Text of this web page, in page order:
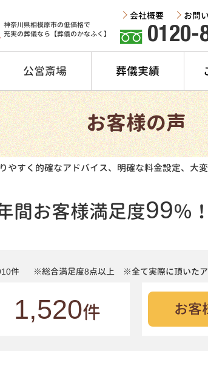
神奈川県相模原市の低価格で
充実の葬儀なら【葬儀のかなふく】
0120-
会社概要 お問
公営斎場 葬儀実績
お客様の声
やすく的確なアドバイス、明確な料金設定、大変
間お客様満足度99％！
件 ※総合満足度8点以上 ※全て実際に頂いたア
1,520件 お客